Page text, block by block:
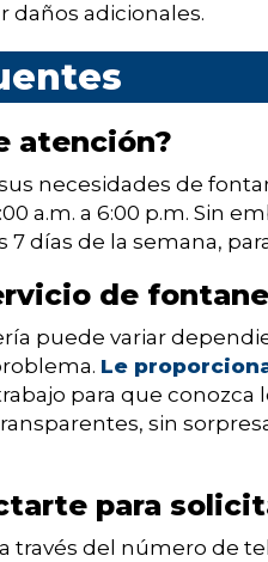
daños adicionales.
atención?
necesidades de
a.m. a 6:00 p.m. Sin
7 días de la semana,
de
puede variar
Le
para que conozca
sin
para
del número de